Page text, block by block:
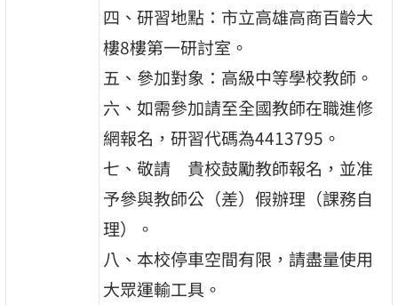
四、研習地點：市立高雄高商百齡大
樓8樓第一研討室。
五、參加對象：高級中等學校教師。
六、如需參加請至全國教師在職進修
網報名，研習代碼為4413795。
七、敬請 貴校鼓勵教師報名，並准
予參與教師公（差）假辦理（課務自
理）。
八、本校停車空間有限，請盡量使用
大眾運輸工具。